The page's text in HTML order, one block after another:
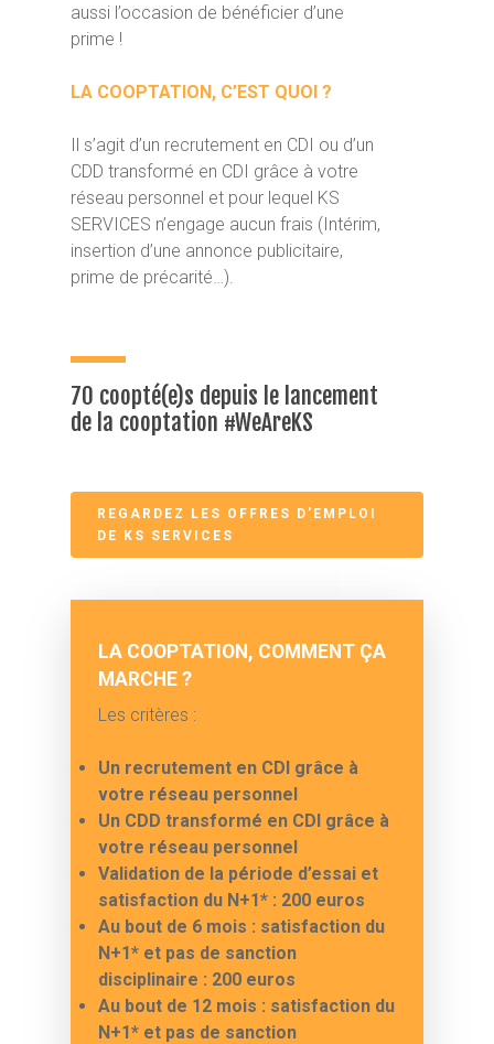
aussi l’occasion de bénéficier d’une
prime !
LA COOPTATION, C’EST QUOI ?
Il s’agit d’un recrutement en CDI ou d’un
CDD transformé en CDI grâce à votre
réseau personnel et pour lequel KS
SERVICES n’engage aucun frais (Intérim,
insertion d’une annonce publicitaire,
prime de précarité…).
70 coopté(e)s depuis le lancement
de la cooptation #WeAreKS
REGARDEZ LES OFFRES D'EMPLOI
DE KS SERVICES
LA COOPTATION, COMMENT ÇA
MARCHE ?
Les critères :
Un recrutement en CDI grâce à
votre réseau personnel
Un CDD transformé en CDI grâce à
votre réseau personnel
Validation de la période d’essai et
satisfaction du N+1* : 200 euros
Au bout de 6 mois : satisfaction du
N+1* et pas de sanction
disciplinaire : 200 euros
Au bout de 12 mois : satisfaction du
N+1* et pas de sanction